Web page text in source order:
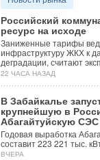
Российский
ресурс на исходе
Заниженные тарифы
инфраструктуру ЖКХ к
деградации, считают
22 ЧАСА НАЗАД
В Забайкалье
крупнейшую в
Абагайтуйскую СЭС
Годовая выработка
составит 223 221 тыс.
ВЧЕРА